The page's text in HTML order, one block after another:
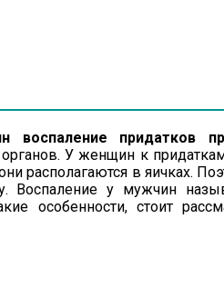
придатков
У женщин к
располагаются в яичках.
Воспаление у мужчин
особенности, стоит